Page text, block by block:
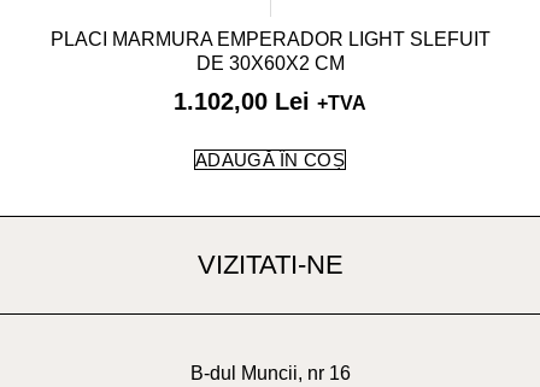
PLACI MARMURA EMPERADOR LIGHT SLEFUIT
DE 30X60X2 CM
1.102,00 Lei +TVA
ADAUGĂ ÎN COȘ
VIZITATI-NE
B-dul Muncii, nr 16